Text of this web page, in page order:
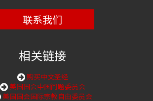
联系我们
相关链接
购买中文圣经
美国国会中国问题委员会
美国国会国际宗教自由委员会